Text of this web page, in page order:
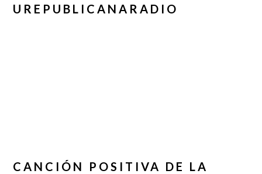
UREPUBLICANARADIO
CANCIÓN POSITIVA DE LA